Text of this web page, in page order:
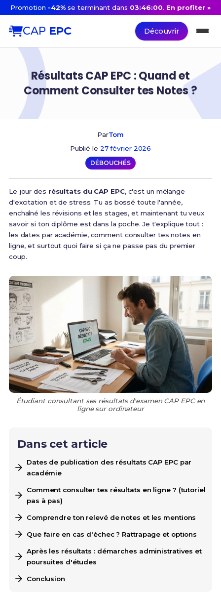
Promotion -42% se terminant dans03:45:59. En profiter »
CAP EPC Découvrir
Résultats CAP EPC : Quand et
Comment Consulter tes Notes ?
ParTom
Publié le 27 février 2026
DÉBOUCHÉS
Le jour des résultats du CAP EPC, c'est un mélange
d'excitation et de stress. Tu as bossé toute l'année,
enchaîné les révisions et les stages, et maintenant tu veux
savoir si ton diplôme est dans la poche. Je t'explique tout :
les dates par académie, comment consulter tes notes en
ligne, et surtout quoi faire si ça ne passe pas du premier
coup.
Étudiant consultant ses résultats d'examen CAP EPC en
ligne sur ordinateur
Dans cet article
Dates de publication des résultats CAP EPC par
académie
Comment consulter tes résultats en ligne ? (tutoriel
pas à pas)
Comprendre ton relevé de notes et les mentions
Que faire en cas d'échec ? Rattrapage et options
Après les résultats : démarches administratives et
poursuites d'études
Conclusion